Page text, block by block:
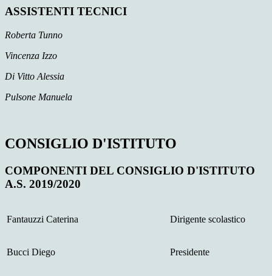
ASSISTENTI TECNICI
Roberta Tunno
Vincenza Izzo
Di Vitto Alessia
Pulsone Manuela
CONSIGLIO D'ISTITUTO
COMPONENTI DEL CONSIGLIO D'ISTITUTO
A.S. 2019/2020
Fantauzzi Caterina Dirigente scolastico
Bucci Diego Presidente